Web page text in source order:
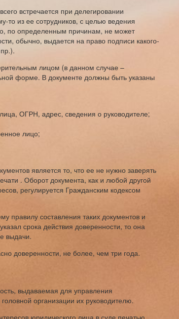
встречается при делегировании
то из ее сотрудников, с целью ведения
по определенным причинам, не может
обычно, выдается на право подписи какого-
лицом (в данном случае –
форме. В документе должны быть указаны
ОГРН, адрес, сведения о руководителе;
лицо;
является то, что ее не нужно заверять
. Оборот документа, как и любой другой
регулируется Гражданским кодексом
правилу составления таких документов и
срока действия доверенности, то она
выдачи.
доверенности, не более, чем три года.
выдаваемая для управления
организации их руководителю.